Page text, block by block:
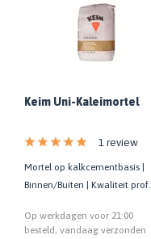
Keim Uni-Kaleimortel
1 review
Mortel op kalkcementbasis |
Binnen/Buiten | Kwaliteit prof. |
Op werkdagen voor 21:00
besteld, vandaag verzonden